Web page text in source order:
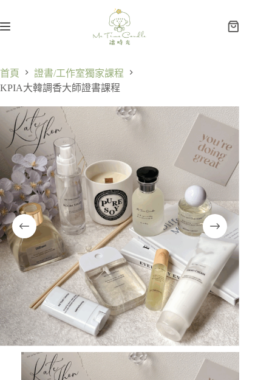
首頁
證書/工作室獨家課程
KPIA大韓調香大師證書課程